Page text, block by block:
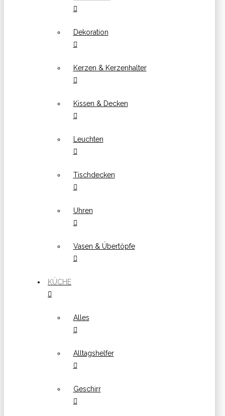
Dekoration
Kerzen & Kerzenhalter
Kissen & Decken
Leuchten
Tischdecken
Uhren
Vasen & Übertöpfe
KÜCHE
Alles
Alltagshelfer
Geschirr